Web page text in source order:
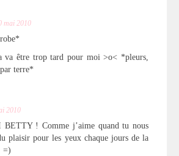
mai 2010
va être trop tard pour moi >o< *pleurs,
terre*
2010
BETTY ! Comme j’aime quand tu nous
plaisir pour les yeux chaque jours de la
=)